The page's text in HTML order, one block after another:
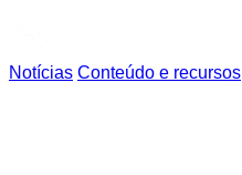
Notícias Conteúdo e recursos